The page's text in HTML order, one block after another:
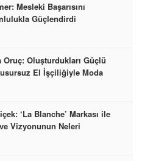
Mesleki Başarısını
Güçlendirdi
Oruç: Oluşturdukları Güçlü
El İşçiliğiyle Moda
Attılar
‘La Blanche’ Markası ile
Vizyonunun Neleri
En Güzel Örneğini Sunuyor